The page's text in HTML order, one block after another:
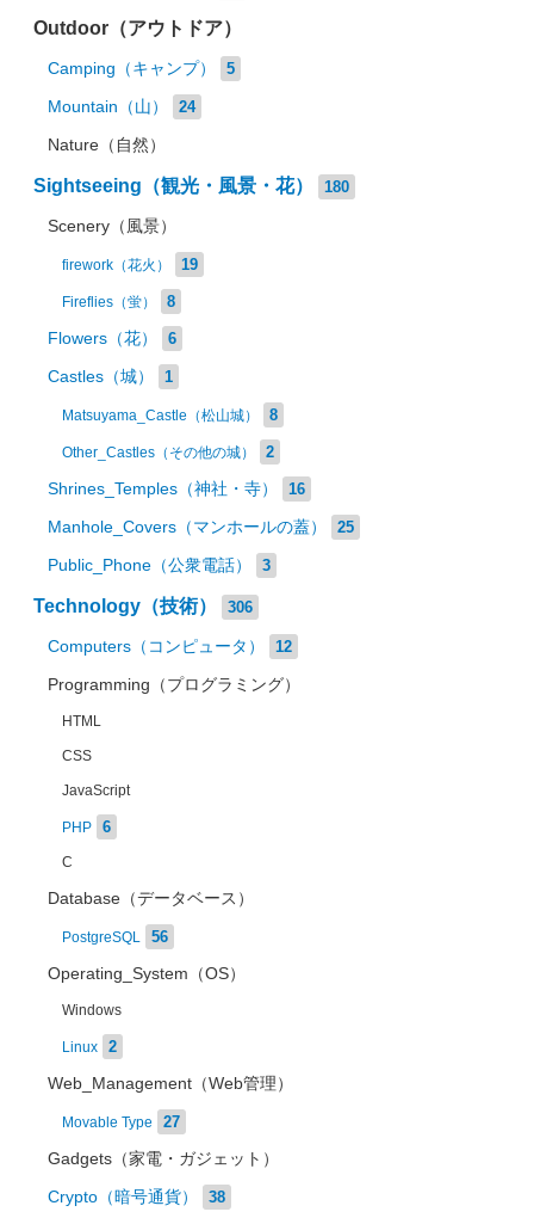
Outdoor（アウトドア）
Camping（キャンプ） 5
Mountain（山） 24
Nature（自然）
Sightseeing（観光・風景・花） 180
Scenery（風景）
firework（花火） 19
Fireflies（蛍） 8
Flowers（花） 6
Castles（城） 1
Matsuyama_Castle（松山城） 8
Other_Castles（その他の城） 2
Shrines_Temples（神社・寺） 16
Manhole_Covers（マンホールの蓋） 25
Public_Phone（公衆電話） 3
Technology（技術） 306
Computers（コンピュータ） 12
Programming（プログラミング）
HTML
CSS
JavaScript
PHP 6
C
Database（データベース）
PostgreSQL 56
Operating_System（OS）
Windows
Linux 2
Web_Management（Web管理）
Movable Type 27
Gadgets（家電・ガジェット）
Crypto（暗号通貨） 38